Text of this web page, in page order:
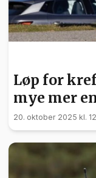
Løp for
mye mer
20. oktober 2025 kl.